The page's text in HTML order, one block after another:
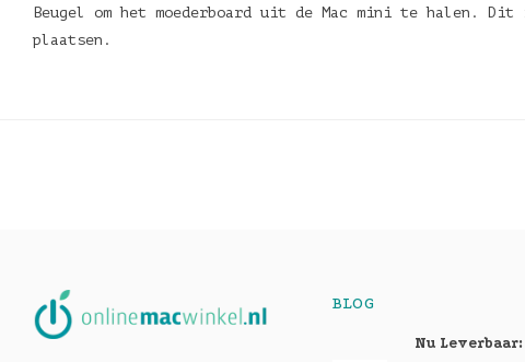
Beugel om het moederboard uit de Mac mini te halen.
plaatsen.
BLOG
Nu Leverbaar: